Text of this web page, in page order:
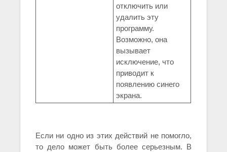
отключить или
удалить эту
программу.
Возможно, она
вызывает
исключение, что
приводит к
появлению синего
экрана.
Если ни одно из этих действий не помогло,
то дело может быть более серьезным. В